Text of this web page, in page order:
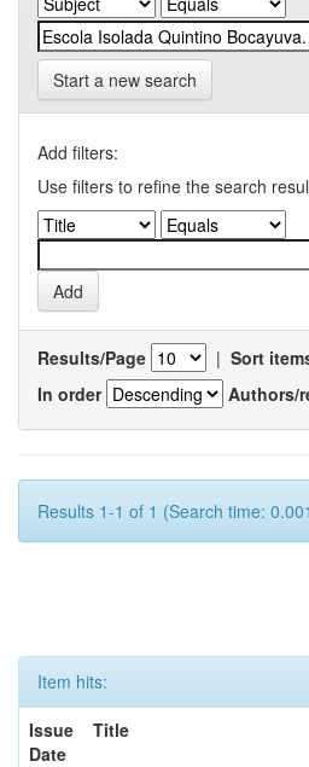
Start a new search
Add filters:
Use filters to refine the search
Results/Page | Sort
In order
Authors/
Results 1-1 of 1 (Search time:
Item hits:
Issue
Date
Title